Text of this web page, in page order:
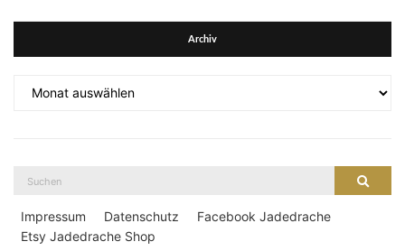
Archiv
Impressum Datenschutz
Facebook Jadedrache
Etsy Jadedrache Shop